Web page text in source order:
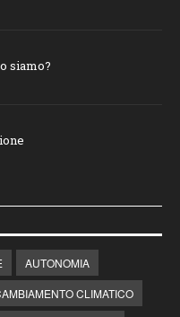
siamo?
AUTONOMIA
CLIMATICO